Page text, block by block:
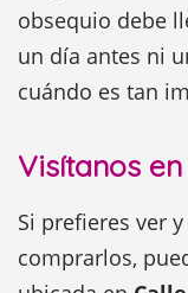
obsequio debe
un día antes ni
cuándo es tan
Visítanos
Si prefieres ver
comprarlos,